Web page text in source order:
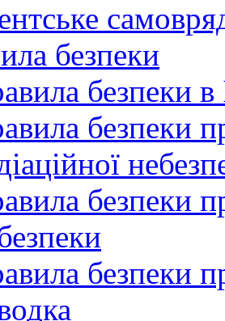
безпеки
безпеки в
безпеки
безпеки
безпеки